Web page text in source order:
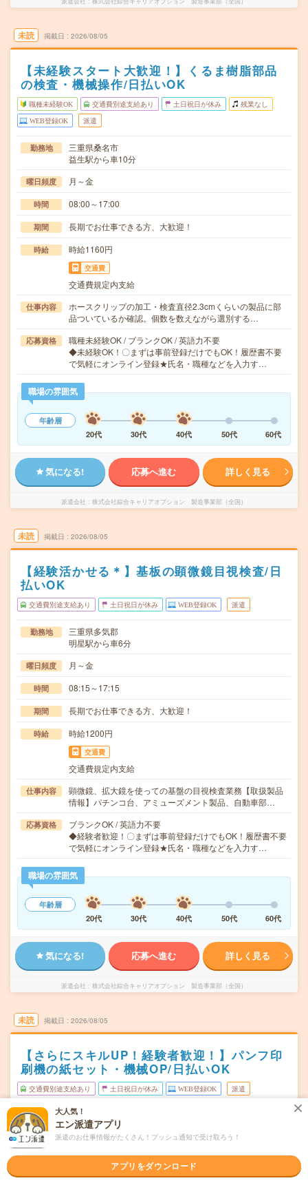
未読 掲載日 2026/08/05
【未経験スタート大歓迎！】くるま樹脂部品
の検査・機械操作/日払いOK
職種未経験OK 交通費別途支給あり 土日祝日が休み 残業なし
WEB登録OK 派遣
勤務地
三重県桑名市
益生駅から車10分
曜日頻度 月～金
時間 08:00～17:00
期間 長期でお仕事できる方、大歓迎！
時給 時給1160円
交通費
交通費規定内支給
仕事内容
ホースクリップの加工・検査直径2.3cmくらいの製品に部
品ついているか確認。個数を数えながら選別する…
応募資格
職種未経験OK / ブランクOK / 英語力不要
◆未経験OK！〇まずは事前登録だけでもOK！履歴書不要
で気軽にオンライン登録★氏名・職種などを入力す…
職場の雰囲気
年齢層
20代
30代 40代 50代 60代
気になる! 応募へ進む 詳しく見る
派遣会社 株式会社綜合キャリアオプション 製造事業部（全国）
未読 掲載日 2026/08/05
【経験活かせる＊】基板の顕微鏡目視検査/日
払いOK
交通費別途支給あり 土日祝日が休み WEB登録OK 派遣
勤務地
三重県多気郡
明星駅から車6分
曜日頻度 月～金
時間 08:15～17:15
期間 長期でお仕事できる方、大歓迎！
時給 時給1200円
交通費
交通費規定内支給
仕事内容
顕微鏡、拡大鏡を使っての基盤の目視検査業務【取扱製品
情報】パチンコ台、アミューズメント製品、自動車部…
応募資格
ブランクOK / 英語力不要
◆経験者歓迎！〇まずは事前登録だけでもOK！履歴書不要
で気軽にオンライン登録★氏名・職種などを入力す…
職場の雰囲気
年齢層
20代
30代 40代 50代 60代
気になる! 応募へ進む 詳しく見る
派遣会社 株式会社綜合キャリアオプション 製造事業部（全国）
未読 掲載日 2026/08/05
【さらにスキルUP！経験者歓迎！】パンフ印
刷機の紙セット・機械OP/日払いOK
交通費別途支給あり 土日祝日が休み WEB登録OK 派遣
勤務地
三重県松阪市
東松阪駅から車10分
曜日頻度
08:30～17:30
大人気！
エン派遣アプリ
派遣のお仕事情報がたくさん！プッシュ通知で受け取ろう！
アプリをダウンロード